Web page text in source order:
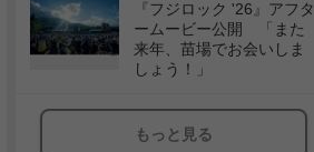
『フジロック '26』アフタ
ームービー公開 「また
来年、苗場でお会いしま
しょう！」
もっと見る